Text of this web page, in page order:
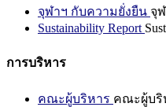
จุฬาฯ กับความยั่งยืน จุ
Sustainability Report
การบริหาร
คณะผู้บริหาร คณะผู้บริ